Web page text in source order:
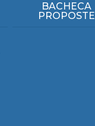
BACHECA
PROPOSTE